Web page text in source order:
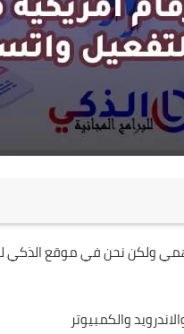
ولكن نحن في موقع الذكي